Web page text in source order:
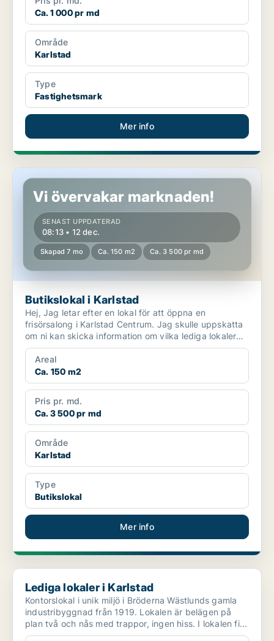
Ca. 1 000 pr md
Område
Karlstad
Type
Fastighetsmark
Mer info
Butikslokal i Karlstad
Vi övervakar marknaden!
SENAST UPPDATERAD
08:13 • 12 dec.
Skapad 7 mo Ca. 150 m2 Ca. 3 500 pr md
Butikslokal i Karlstad
Hej, Jag letar efter en lokal för att öppna en
frisörsalong i Karlstad Centrum. Jag skulle uppskatta
om ni kan skicka information om vilka lediga lokaler
s...
Areal
Ca. 150 m2
Pris pr. md.
Ca. 3 500 pr md
Område
Karlstad
Type
Butikslokal
Mer info
Lediga lokaler i Karlstad
Lediga lokaler i Karlstad
Kontorslokal i unik miljö i Bröderna Wästlunds gamla
industribyggnad från 1919. Lokalen är belägen på
plan två och nås med trappor, ingen hiss. I lokalen fi...